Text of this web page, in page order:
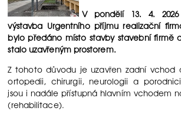
V pondělí 13. 4.
výstavba Urgentního příjmu realizační
bylo předáno místo stavby stavební firmě
stalo uzavřeným prostorem.
Z tohoto důvodu je uzavřen zadní vchod
ortopedii, chirurgii, neurologii a
jsou i nadále přístupná hlavním vchodem
(rehabilitace).